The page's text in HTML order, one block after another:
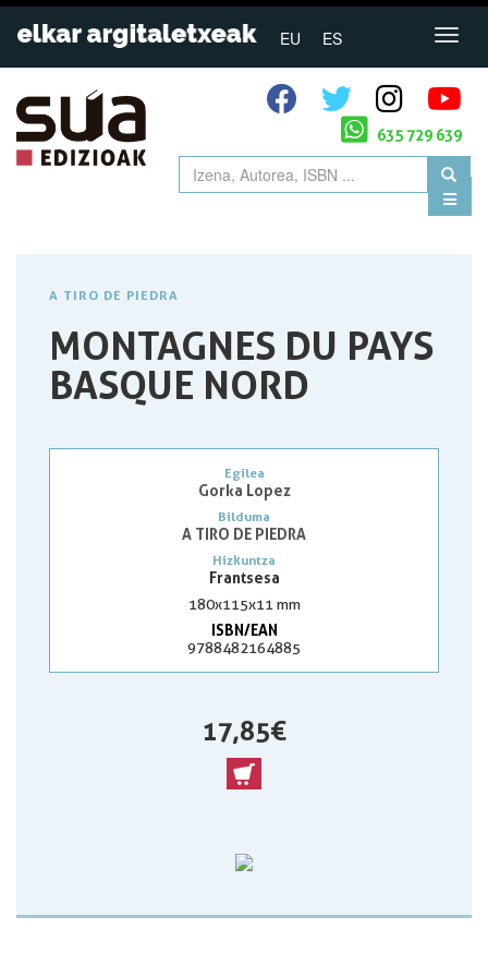
EU ES
635 729 639
A TIRO DE PIEDRA
MONTAGNES DU PAYS
BASQUE NORD
Egilea
Gorka Lopez
Bilduma
A TIRO DE PIEDRA
Hizkuntza
Frantsesa
180x115x11 mm
ISBN/EAN
9788482164885
17,85 €